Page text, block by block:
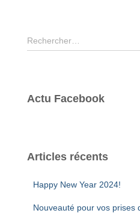
R
e
r
r
Rechercher…
Actu Facebook
Articles récents
Happy New Year 2024!
Nouveauté pour vos prises